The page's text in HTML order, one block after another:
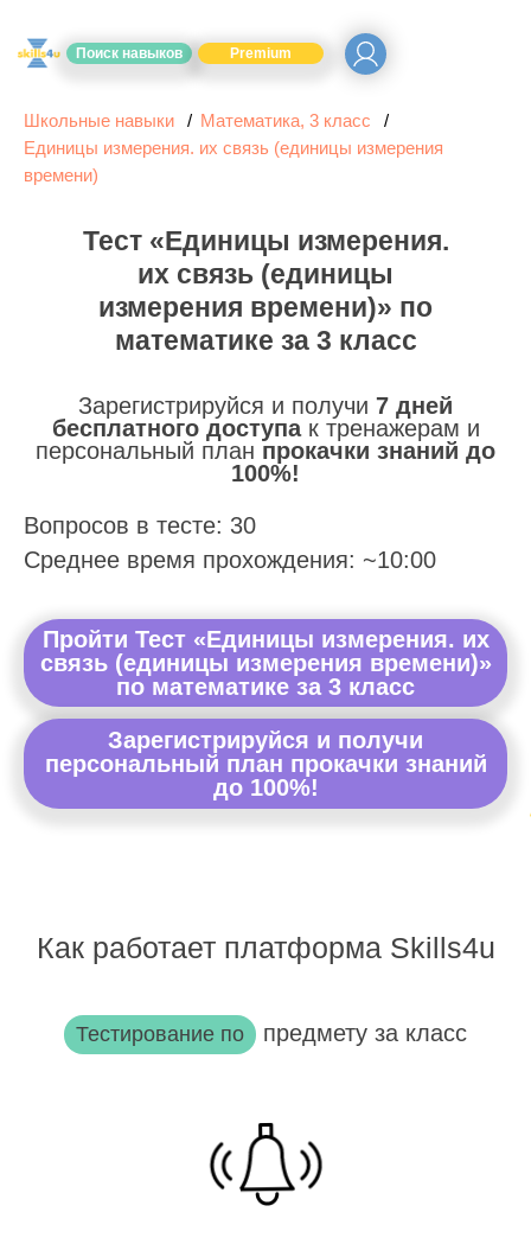
Поиск навыков Premium
Школьные навыки
Математика, 3 класс
Единицы измерения. их связь (единицы измерения
времени)
Тест «Единицы измерения.
их связь (единицы
измерения времени)» по
математике за 3 класс
Зарегистрируйся и получи 7 дней
бесплатного доступак тренажерам и
персональный план прокачки знаний до
100%!
Вопросов в тесте: 30
Среднее время прохождения: ~10:00
Пройти Тест «Единицы измерения. их
связь (единицы измерения времени)»
по математике за 3 класс
Зарегистрируйся и получи
персональный план прокачки знаний
до 100%!
Как работает платформа Skills4u
Тестирование по предмету за класс